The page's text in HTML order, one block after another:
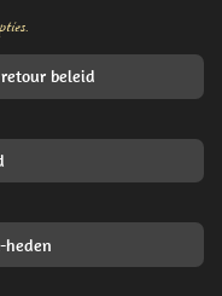
beleid
heden